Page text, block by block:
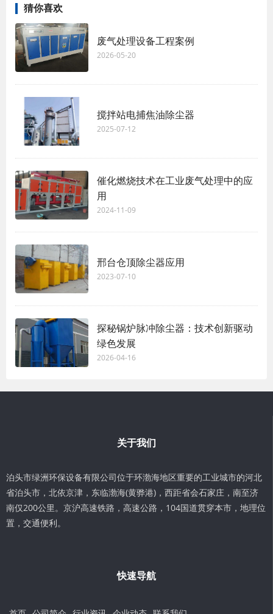
猜你喜欢
废气处理设备工程案例
2026-05-20
搅拌站电捕焦油除尘器
2025-07-12
催化燃烧技术在工业废气处理中的应
用
2024-11-09
邢台仓顶除尘器应用
2023-07-10
探秘锅炉脉冲除尘器：技术创新驱动
绿色发展
2026-04-16
关于我们
泊头市绿洲环保设备有限公司位于环渤海地区重要的工业城市的河北
省泊头市，北依京津，东临渤海(黄骅港)，西距省会石家庄，南至济
南仅200公里。京沪高速铁路，高速公路，104国道贯穿本市，地理位
置，交通便利。
快速导航